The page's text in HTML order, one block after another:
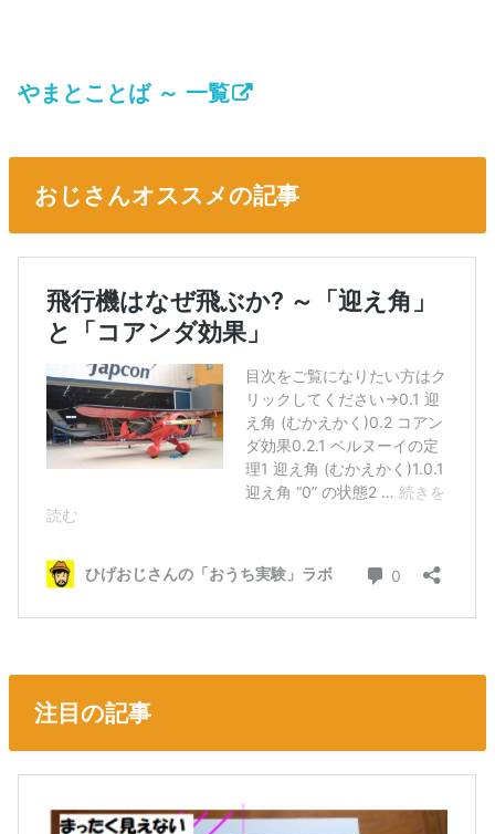
やまとことば ～ 一覧
おじさんオススメの記事
注目の記事